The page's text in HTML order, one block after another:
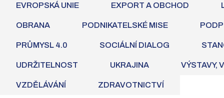
EVROPSKÁ UNIE EXPORT A OBCHOD
OBRANA PODNIKATELSKÉ MISE
PRŮMYSL 4.0 SOCIÁLNÍ DIALOG
UDRŽITELNOST UKRAJINA VÝSTAVY,
VZDĚLÁVÁNÍ ZDRAVOTNICTVÍ